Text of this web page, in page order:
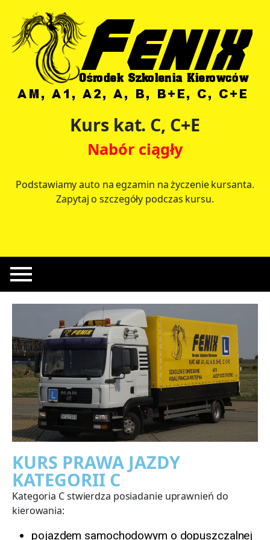
Kurs kat. C, C+E
Nabór ciągły
Podstawiamy auto na egzamin na życzenie kursanta.
Zapytaj o szczegóły podczas kursu.
KURS PRAWA JAZDY
KATEGORII C
Kategoria C stwierdza posiadanie uprawnień do
kierowania:
pojazdem samochodowym o dopuszczalnej